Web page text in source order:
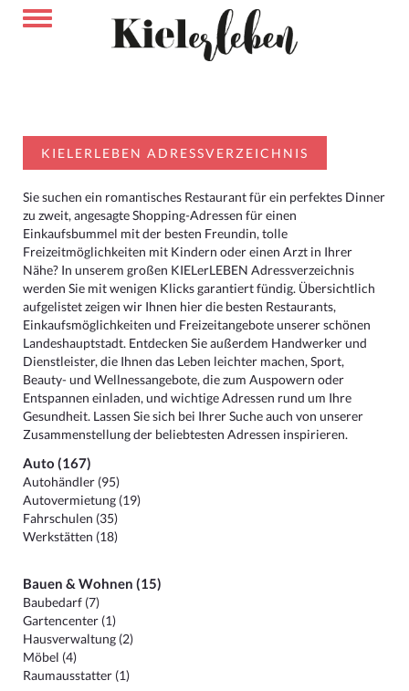
KIELERLEBEN ADRESSVERZEICHNIS
Sie suchen ein romantisches Restaurant für ein perfektes Dinner
zu zweit, angesagte Shopping-Adressen für einen
Einkaufsbummel mit der besten Freundin, tolle
Freizeitmöglichkeiten mit Kindern oder einen Arzt in Ihrer
Nähe? In unserem großen KIELerLEBEN Adressverzeichnis
werden Sie mit wenigen Klicks garantiert fündig. Übersichtlich
aufgelistet zeigen wir Ihnen hier die besten Restaurants,
Einkaufsmöglichkeiten und Freizeitangebote unserer schönen
Landeshauptstadt. Entdecken Sie außerdem Handwerker und
Dienstleister, die Ihnen das Leben leichter machen, Sport,
Beauty- und Wellnessangebote, die zum Auspowern oder
Entspannen einladen, und wichtige Adressen rund um Ihre
Gesundheit. Lassen Sie sich bei Ihrer Suche auch von unserer
Zusammenstellung der beliebtesten Adressen inspirieren.
Auto (167)
Autohändler (95)
Autovermietung (19)
Fahrschulen (35)
Werkstätten (18)
Bauen & Wohnen (15)
Baubedarf (7)
Gartencenter (1)
Hausverwaltung (2)
Möbel (4)
Raumausstatter (1)